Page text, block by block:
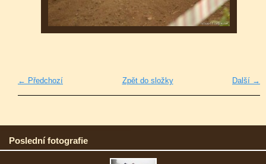
← Předchozí Další →
Zpět do složky
Poslední fotografie